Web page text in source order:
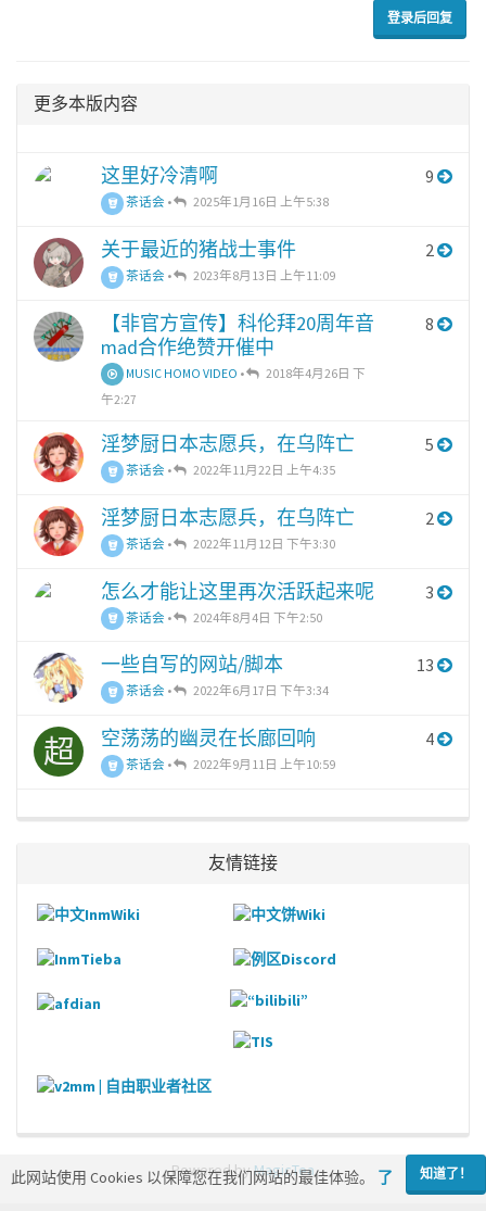
登录后回复
更多本版内容
这里好冷清啊
茶话会 • 2025年1月16日 上午5:38
9
关于最近的猪战士事件
茶话会 • 2023年8月13日 上午11:09
2
【非官方宣传】科伦拜20周年音
mad合作绝赞开催中
MUSIC HOMO VIDEO •
2018年4月26日 下
午2:27
8
淫梦厨日本志愿兵，在乌阵亡
茶话会 • 2022年11月22日 上午4:35
5
淫梦厨日本志愿兵，在乌阵亡
茶话会 • 2022年11月12日 下午3:30
2
怎么才能让这里再次活跃起来呢
茶话会 • 2024年8月4日 下午2:50
3
一些自写的网站/脚本
茶话会 • 2022年6月17日 下午3:34
13
超 空荡荡的幽灵在长廊回响
茶话会 • 2022年9月11日 上午10:59
4
友情链接
Powered byMagicTea 知道了！
此网站使用 Cookies 以保障您在我们网站的最佳体验。 了